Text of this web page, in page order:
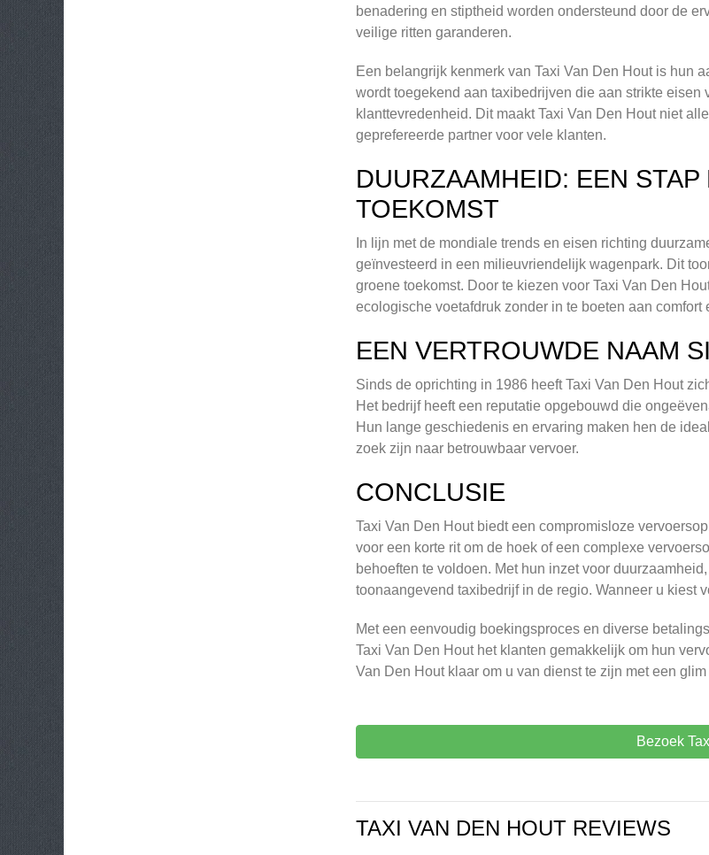
benadering en stiptheid worden ondersteund door de
veilige ritten garanderen.
Een belangrijk kenmerk van Taxi Van Den Hout is hun
wordt toegekend aan taxibedrijven die aan strikte
klanttevredenheid. Dit maakt Taxi Van Den Hout niet
geprefereerde partner voor vele klanten.
DUURZAAMHEID: EEN
TOEKOMST
In lijn met de mondiale trends en eisen richting
geïnvesteerd in een milieuvriendelijk wagenpark. Dit
groene toekomst. Door te kiezen voor Taxi Van Den
ecologische voetafdruk zonder in te boeten aan comfort
EEN VERTROUWDE NAAM
Sinds de oprichting in 1986 heeft Taxi Van Den Hout
Het bedrijf heeft een reputatie opgebouwd die
Hun lange geschiedenis en ervaring maken hen de
zoek zijn naar betrouwbaar vervoer.
CONCLUSIE
Taxi Van Den Hout biedt een compromisloze
voor een korte rit om de hoek of een complexe
behoeften te voldoen. Met hun inzet voor
toonaangevend taxibedrijf in de regio. Wanneer u kiest
Met een eenvoudig boekingsproces en diverse
Taxi Van Den Hout het klanten gemakkelijk om hun
Van Den Hout klaar om u van dienst te zijn met een glim
Bezoek
TAXI VAN DEN HOUT REVIEWS